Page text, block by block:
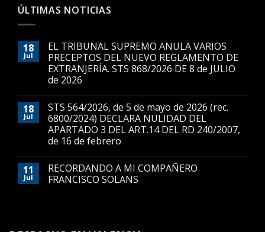
ÚLTIMAS NOTICIAS
18
Jul
EL TRIBUNAL SUPREMO ANULA VARIOS
PRECEPTOS DEL NUEVO REGLAMENTO DE
EXTRANJERÍA. STS 868/2026 DE 8 de JULIO
de 2026
18
Jul
STS 564/2026, de 5 de mayo de 2026 (rec.
6800/2024) DECLARA NULIDAD DEL
APARTADO 3 DEL ART.14 DEL RD 240/2007,
de 16 de febrero
11
Jul
RECORDANDO A MI COMPAÑERO
FRANCISCO SOLANS